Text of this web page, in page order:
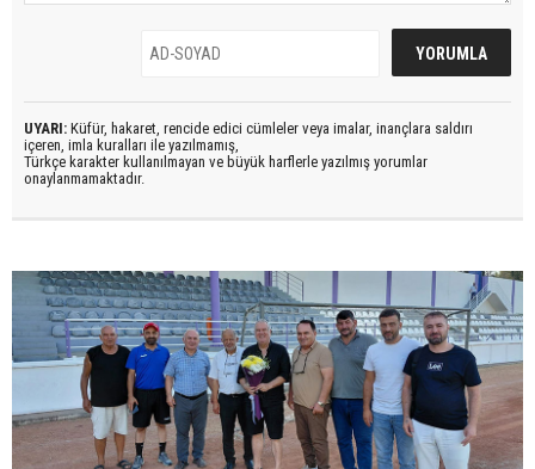
UYARI: Küfür, hakaret, rencide edici cümleler veya imalar, inançlara saldırı
içeren, imla kuralları ile yazılmamış,
Türkçe karakter kullanılmayan ve büyük harflerle yazılmış yorumlar
onaylanmamaktadır.